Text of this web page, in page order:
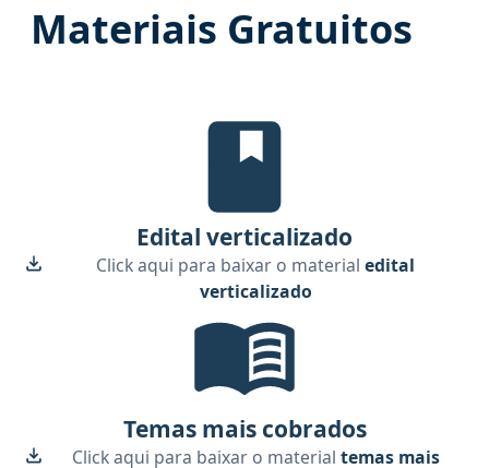
Materiais Gratuitos
Edital Verticalizado, material
Edital verticalizado
Click aqui para baixar o materialedital
verticalizado
Temas mais cobrados
Click aqui para baixar o material temas mais